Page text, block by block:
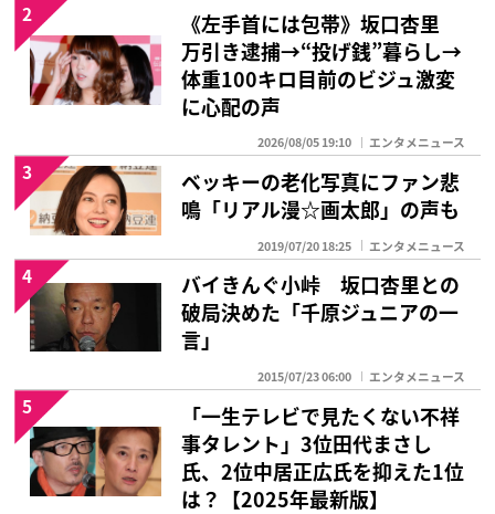
《左手首には包帯》坂口杏里
万引き逮捕→“投げ銭”暮らし→
体重100キロ目前のビジュ激変
に心配の声
2026/08/05 19:10 エンタメニュース
2
ベッキーの老化写真にファン悲
鳴「リアル漫☆画太郎」の声も
2019/07/20 18:25 エンタメニュース
3
バイきんぐ小峠 坂口杏里との
破局決めた「千原ジュニアの一
言」
2015/07/23 06:00 エンタメニュース
4
「一生テレビで見たくない不祥
事タレント」3位田代まさし
氏、2位中居正広氏を抑えた1位
は？【2025年最新版】
5